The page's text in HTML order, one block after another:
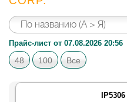
Прайс-лист от 07.08.2026 20:56
48
100 Все
IP5306